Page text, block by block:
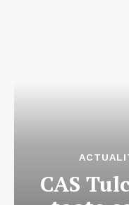
CAS